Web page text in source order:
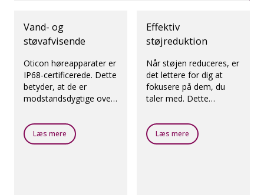
Vand- og
støvafvisende
Oticon høreapparater er
IP68-certificerede. Dette
betyder, at de er
modstandsdygtige over
Læs mere
Effektiv
støjreduktion
Når støjen reduceres, er
det lettere for dig at
fokusere på dem, du
taler med. Dette
Reduction LX, som
reducerer støj særdeles
hurtigt.
Læs mere